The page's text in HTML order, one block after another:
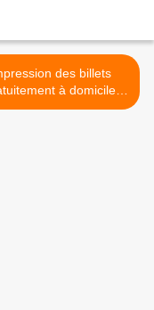
des billets
à domicile
pour le concert à Paris >